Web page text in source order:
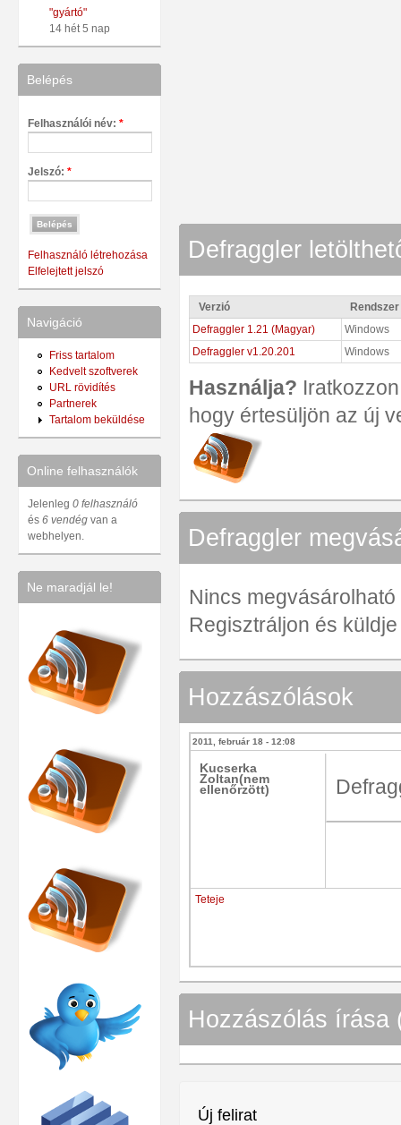
"gyártó"
14 hét 5 nap
Belépés
Felhasználói név: *
Jelszó: *
Felhasználó létrehozása
Elfelejtett jelszó
Navigáció
Friss tartalom
Kedvelt szoftverek
URL rövidítés
Partnerek
Tartalom beküldése
Online felhasználók
Jelenleg 0 felhasználó
és 6 vendég van a
webhelyen.
Ne maradjál le!
Defraggler
Verzió
Rendszer
Defraggler 1.21 (Magyar)
Windows
Defraggler v1.20.201
Windows
Használja?
hogy értesüljön az új
Defraggler
Nincs
Regisztráljon és
Hozzászólások
2011, február 18 - 12:08
Kucserka
Zoltan(nem
ellenőrzött)
Teteje
Hozzászólás írása
Új felirat